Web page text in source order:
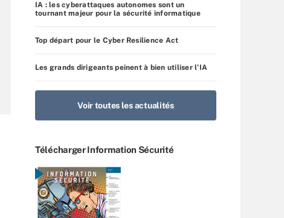
IA : les cyberattaques autonomes sont un
tournant majeur pour la sécurité informatique
Top départ pour le Cyber Resilience Act
Les grands dirigeants peinent à bien utiliser l’IA
Voir toutes les actualités
Télécharger Information Sécurité